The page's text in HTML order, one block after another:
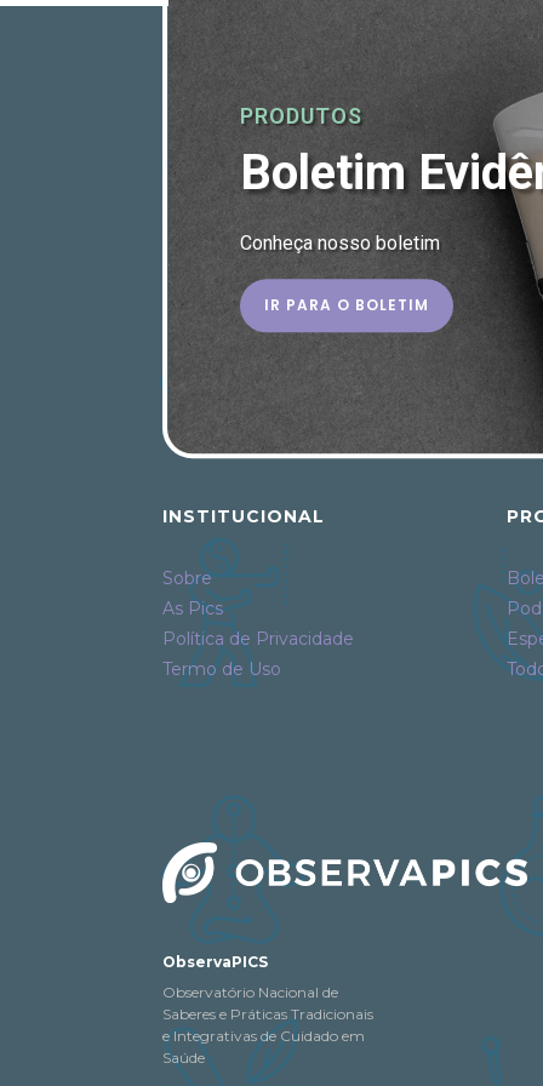
PRODUTOS
Boletim
Conheça nosso boletim
IR PARA O BOLETIM
INSTITUCIONAL
Sobre
As Pics
Política de Privacidade
Termo de Uso
ObservaPICS
Observatório Nacional de
Saberes e Práticas Tradicionais
e Integrativas de Cuidado em
Saúde